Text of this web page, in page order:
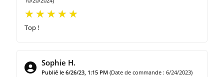
Top !
Sophie H.
Publié le 6/26/23, 1:15 PM (Date de commande : 6/24/2023)